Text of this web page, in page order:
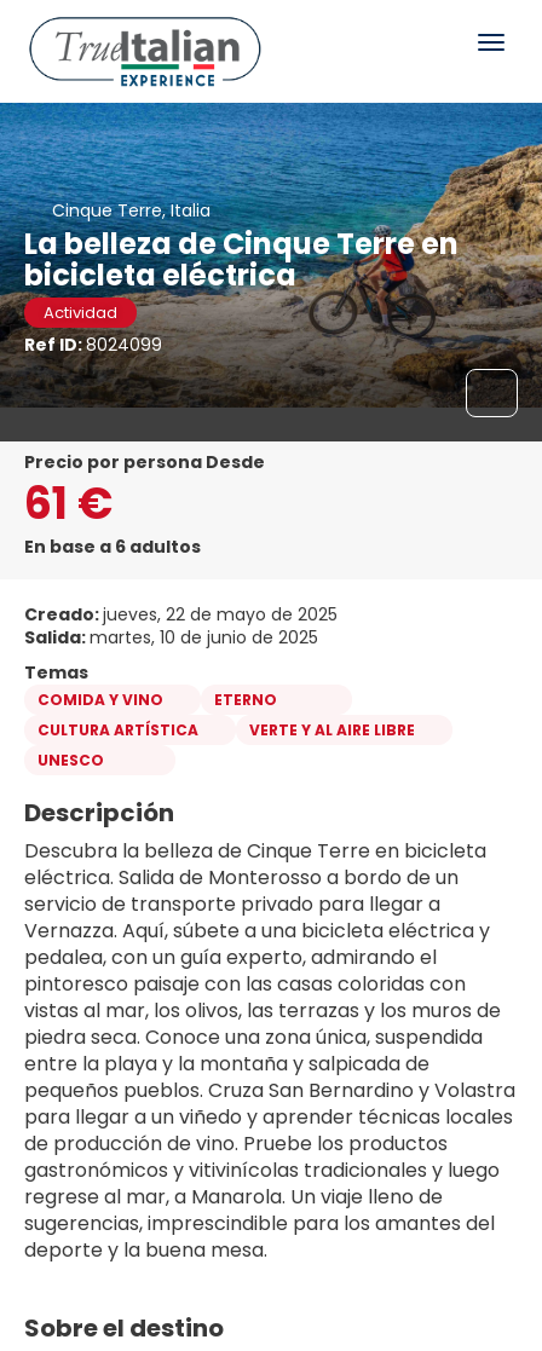
Cinque Terre, Italia
La belleza de Cinque Terre en
bicicleta eléctrica
Actividad
Ref ID:8024099
precio por persona Desde
61 €
En base a 6 adultos
Creado:jueves, 22 de mayo de 2025
Salida:martes, 10 de junio de 2025
Temas
COMIDA Y VINO
ETERNO
CULTURA ARTÍSTICA
VERTE Y AL AIRE LIBRE
UNESCO
Descripción
Descubra la belleza de Cinque Terre en bicicleta
eléctrica. Salida de Monterosso a bordo de un
servicio de transporte privado para llegar a
Vernazza. Aquí, súbete a una bicicleta eléctrica y
pedalea, con un guía experto, admirando el
pintoresco paisaje con las casas coloridas con
vistas al mar, los olivos, las terrazas y los muros de
piedra seca. Conoce una zona única, suspendida
entre la playa y la montaña y salpicada de
pequeños pueblos. Cruza San Bernardino y Volastra
para llegar a un viñedo y aprender técnicas locales
de producción de vino. Pruebe los productos
gastronómicos y vitivinícolas tradicionales y luego
regrese al mar, a Manarola. Un viaje lleno de
sugerencias, imprescindible para los amantes del
deporte y la buena mesa.
Sobre el destino